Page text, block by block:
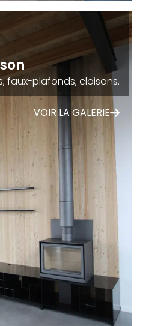
faux-plafonds, cloisons.
VOIR LA GALERIE